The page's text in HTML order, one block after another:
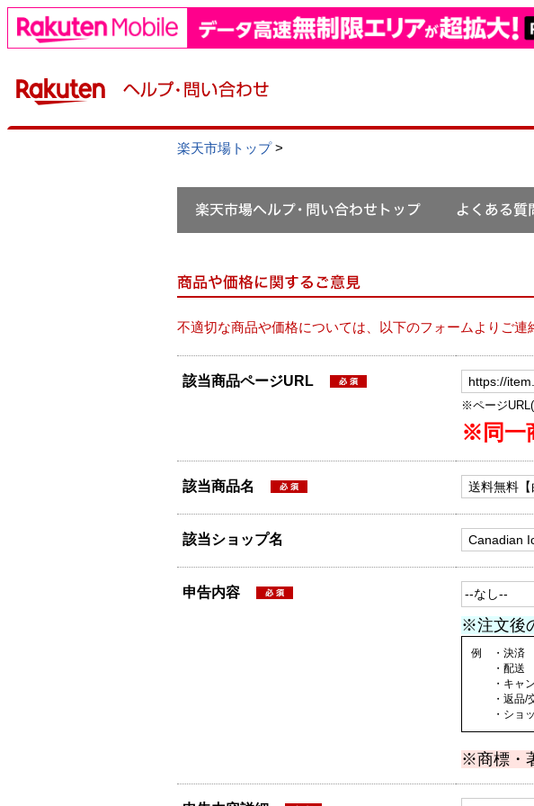
楽天市場トップ>
不適切な商品や価格については、以下のフォームよりご
該当商品ページURL
※ページ
※同一
該当商品名
該当ショップ名
申告内容
※注文後
例 ・決済
・配送
・キャン
・返品/
・ショッ
※商標・